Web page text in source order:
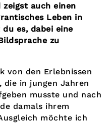
auch einen
Leben in
es, dabei eine
zu
von den Erlebnissen
in jungen Jahren
musste und nach
damals ihrem
möchte ich